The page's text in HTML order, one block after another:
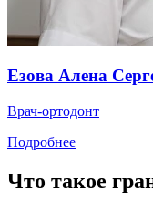
Езова Алена
Врач-ортодонт
Подробнее
Что такое